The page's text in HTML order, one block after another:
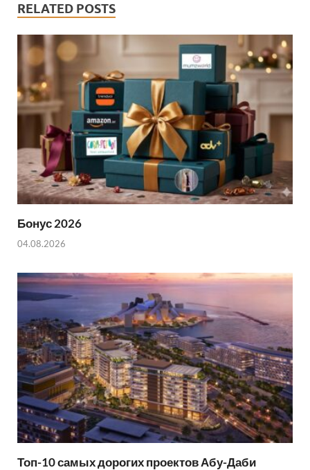
e
s
p
ia
RELATED POSTS
Бонус 2026
04.08.2026
Топ-10 самых дорогих проектов Абу-Даби